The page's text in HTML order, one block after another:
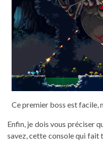
Ce premier boss est facile,
Enfin, je dois vous préciser
savez, cette console qui fait